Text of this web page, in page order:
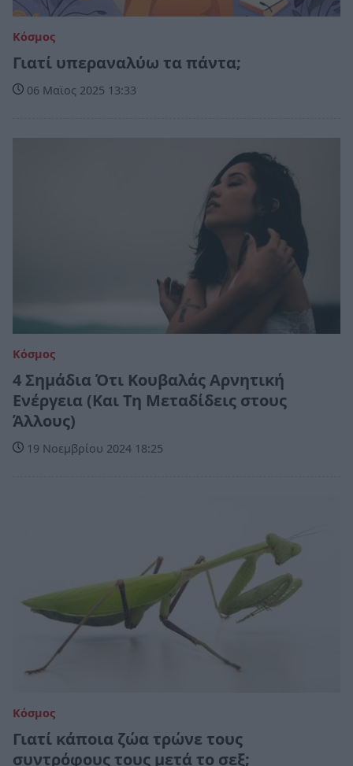
Κόσμος
Γιατί υπεραναλύω τα πάντα;
06 Μαϊος 2025 13:33
Κόσμος
4 Σημάδια Ότι Κουβαλάς Αρνητική
Ενέργεια (Και Τη Μεταδίδεις στους
Άλλους)
19 Νοεμβρίου 2024 18:25
Κόσμος
Γιατί κάποια ζώα τρώνε τους
συντρόφους τους μετά το σεξ;